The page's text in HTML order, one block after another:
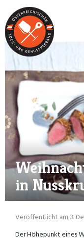
in
Veröffentlicht am 3.
Der Höhepunkt eines